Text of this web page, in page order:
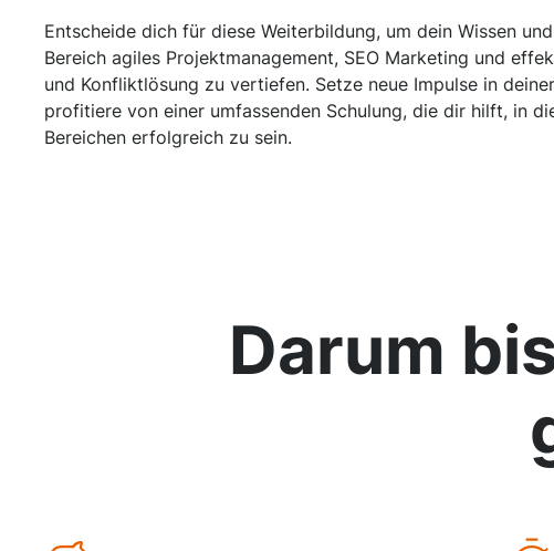
Entscheide dich für diese Weiterbildung, um dein Wissen
Bereich agiles Projektmanagement, SEO Marketing und
und Konfliktlösung zu vertiefen. Setze neue Impulse in
profitiere von einer umfassenden Schulung, die dir hilft, in
Bereichen erfolgreich zu sein.
Darum